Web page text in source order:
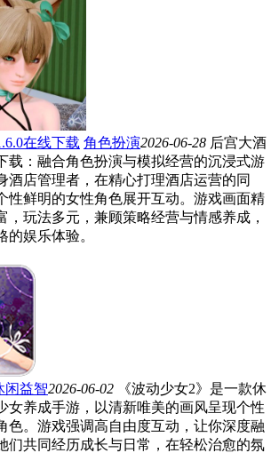
在线下载 角色扮演2026-06-28 后宫大酒
载：融合角色扮演与模拟经营的沉浸式游
酒店管理者，在精心打理酒店运营的同
性鲜明的女性角色展开互动。游戏画面精
，玩法多元，兼顾策略经营与情感养成，
的娱乐体验。
闲益智2026-06-02
《波动少女2》是一款休
女养成手游，以清新唯美的画风呈现个性
色。游戏强调高自由度互动，让你深度融
们共同经历成长与日常，在轻松治愈的氛